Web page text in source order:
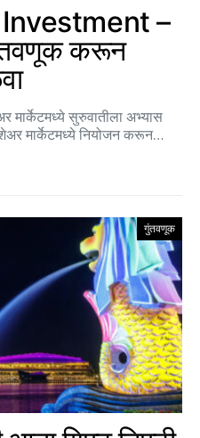
–
करून
सुरुवातीला अभ्यास
मार्केटमध्ये नियोजन करून…
गुंतवणूक